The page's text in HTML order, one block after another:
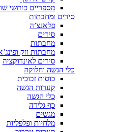
מספריים כותשי
סירים ומחבתות
פלאנצ’ה
סירים
מחבתות
מחבתות ווק
סירים לאינדוקציה
כלי הגשה וחלוקה
כוסות זכוכית
קערות הגשה
כלי הגשה
כף גלידה
מגשים
מלחיות ופלפליות